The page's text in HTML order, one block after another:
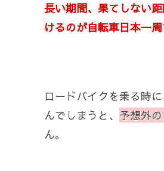
長い期間、果てしない
けるのが自転車日本一周
ロードバイクを乗る時
んでしまうと、 予想外
ん。